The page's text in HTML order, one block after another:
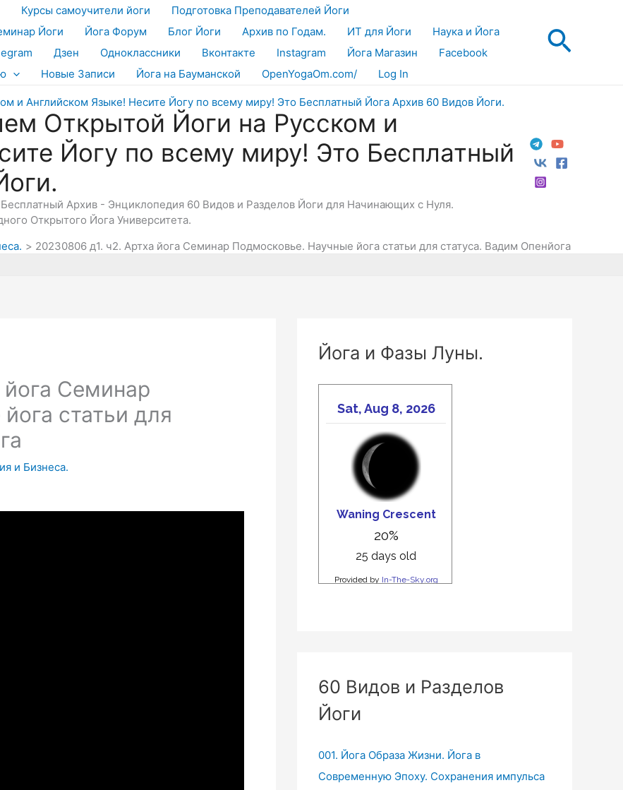
Курсы самоучители йоги
Подготовка Преподавателей Йоги
Йоги Йога Форум Блог Йоги Архив по Годам. ИТ для Йоги
Наука и Йога
Дзен Одноклассники Вконтакте Instagram Йога Магазин
Facebook
Новые Записи Йога на Бауманской OpenYogaOm.com/ Log In
Открытой Йоги на Русском и
Йогу по всему миру! Это Бесплатный
Архив - Энциклопедия 60 Видов и Разделов Йоги для Начинающих с Нуля.
Открытого Йога Университета.
20230806 д1. ч2. Артха йога Семинар Подмосковье. Научные йога статьи для статуса. Вадим Опенйога
Семинар
статьи для
и Бизнеса.
Йога и Фазы Луны.
60 Видов и Разделов
Йоги
001. Йога Образа Жизни. Йога в
Современную Эпоху. Сохранения импульса